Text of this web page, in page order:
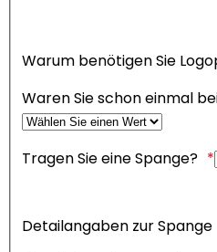
Warum benötigen Sie
Waren Sie schon einmal
Tragen Sie eine Spange?
Detailangaben zur Spange